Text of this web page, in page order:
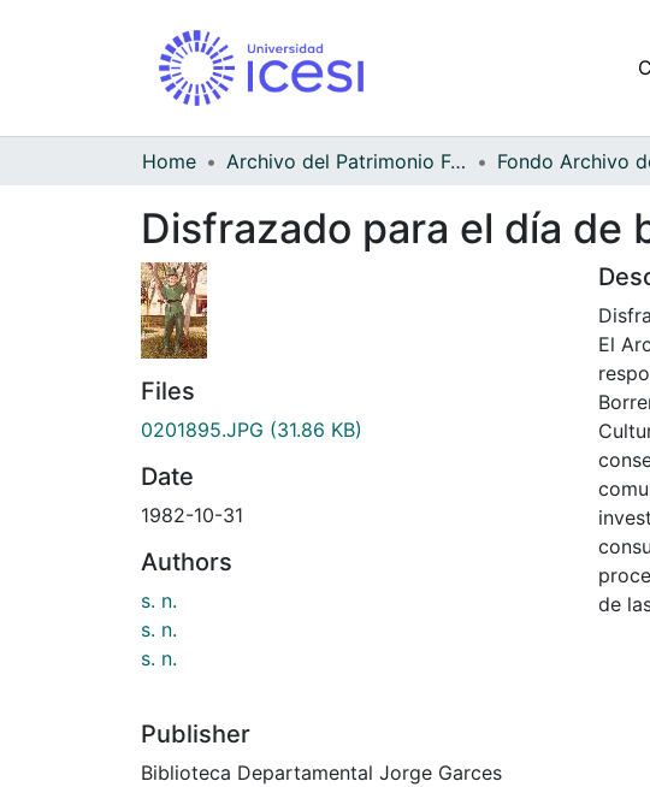
Home Archivo del Patrimonio Fotográfico y Fílmico del Valle del Cauca
Disfrazado para el día de
Files
0201895.JPG (31.86 KB)
Date
1982-10-31
Authors
s. n.
s. n.
s. n.
Publisher
Biblioteca Departamental Jorge Garces
El
de